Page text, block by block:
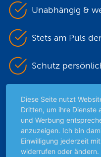
Unabhängig &
Stets am Puls
Schutz
Highlights
Archiv
Diese Seite nutzt
Dritten, um ihre Dienste
und Werbung
anzuzeigen. Ich bin
Einwilligung jederzeit
widerrufen oder ändern.